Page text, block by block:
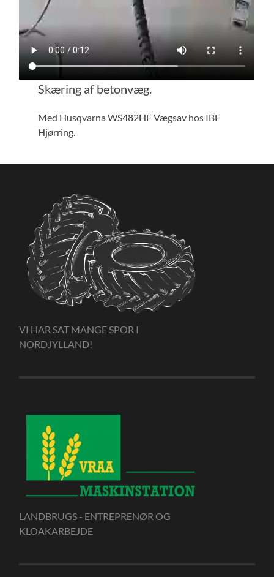
Skæring af betonvæg.
Med Husqvarna WS482HF Vægsav hos IBF
Hjørring.
VI HAR SAT MANGE SPOR I
NORDJYLLAND!
LANDBRUGS - ENTREPRENØR OG
KLOAKARBEJDE